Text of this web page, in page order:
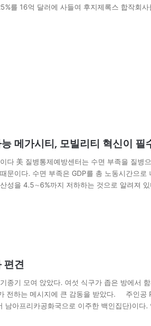
를 16억 달러에 사들여 후지제록스 합작회
름 기술에 전자, 화학 분야와의 기술융합을…
메가시티, 모빌리티 혁신이 필
다 美 질병통제예방센터는 수면 부족을 질병
문이다. 수면 부족은 GDP를 총 노동시간으로
성을 4.5∼6%까지 저하하는 것으로 알려져
편견
종기 모여 앉았다. 여섯 식구가 좁은 방에서
전하는 메시지에 큰 감동을 받았다. 주인공
아프리카공화국으로 이주한 백인집단)이다.